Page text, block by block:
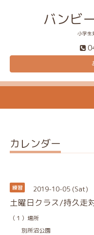
バンビ
小学生
カレンダー
練習 2019-10-05 (Sat)
土曜日クラス/持久走
（１）場所
別所沼公園